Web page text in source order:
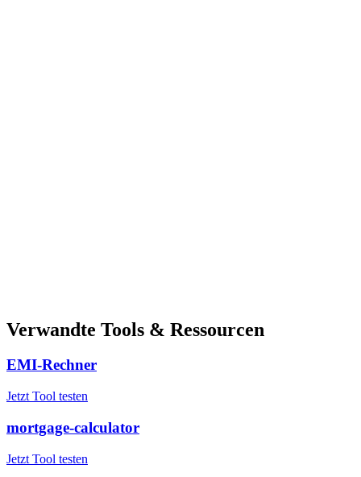
Verwandte Tools & Ressourcen
EMI-Rechner
Jetzt Tool testen
mortgage-calculator
Jetzt Tool testen